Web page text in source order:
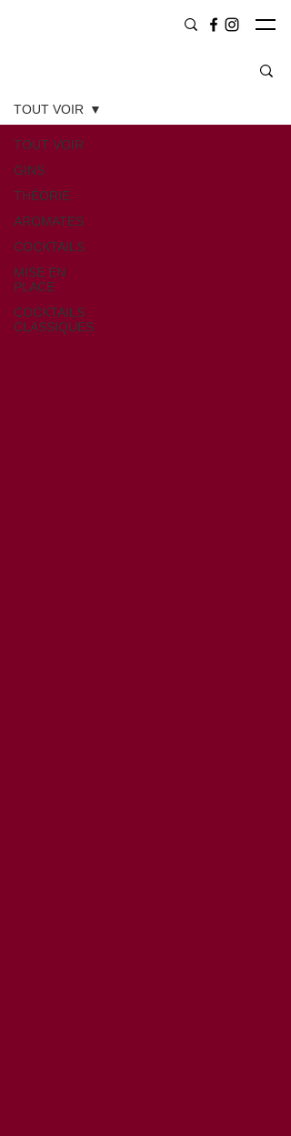
TOUT VOIR
GINS
THÉORIE
AROMATES
COCKTAILS
MISE EN
PLACE
COCKTAILS
CLASSIQUES
TOUT VOIR